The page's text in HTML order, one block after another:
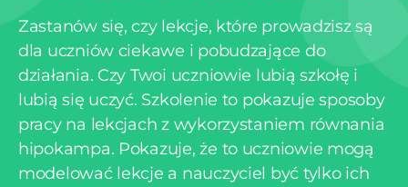
Zastanów się, czy lekcje, które prowadzisz są
dla uczniów ciekawe i pobudzające do
działania. Czy Twoi uczniowie lubią szkołę i
lubią się uczyć. Szkolenie to pokazuje sposoby
pracy na lekcjach z wykorzystaniem równania
hipokampa. Pokazuje, że to uczniowie mogą
modelować lekcje a nauczyciel być tylko ich